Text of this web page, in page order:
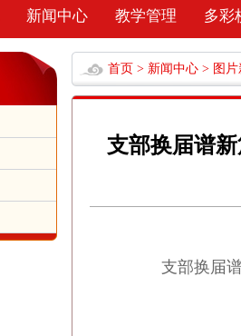
新闻中心 教学管理 多彩
首页 > 新闻中心 > 图
支部换届谱
支部换届